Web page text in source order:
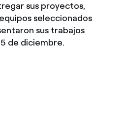
sus proyectos,
seleccionados
sus trabajos
de diciembre.